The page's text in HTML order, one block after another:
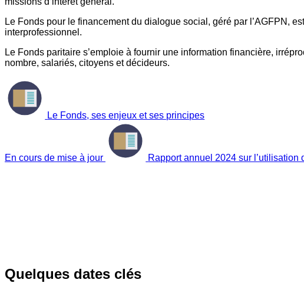
Le Fonds pour le financement du dialogue social, géré par l’AGFPN,
interprofessionnel.
Le Fonds paritaire s’emploie à fournir une information financière,
nombre, salariés, citoyens et décideurs.
Le Fonds, ses enjeux et ses principes
En cours de mise à jour Rapport annuel 2024 sur
Quelques dates clés